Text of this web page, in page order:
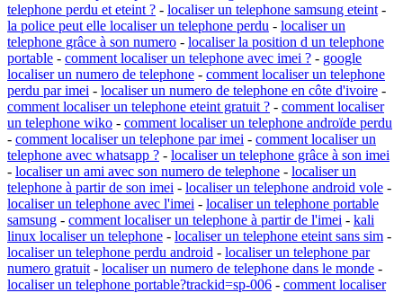
telephone perdu et eteint ? - localiser un telephone samsung eteint -
la police peut elle localiser un telephone perdu - localiser un
telephone grâce à son numero - localiser la position d un telephone
portable - comment localiser un telephone avec imei ? - google
localiser un numero de telephone - comment localiser un telephone
perdu par imei - localiser un numero de telephone en côte d'ivoire -
comment localiser un telephone eteint gratuit ? - comment localiser
un telephone wiko - comment localiser un telephone androïde perdu
- comment localiser un telephone par imei - comment localiser un
telephone avec whatsapp ? - localiser un telephone grâce à son imei
- localiser un ami avec son numero de telephone - localiser un
telephone à partir de son imei - localiser un telephone android vole -
localiser un telephone avec l'imei - localiser un telephone portable
samsung - comment localiser un telephone à partir de l'imei - kali
linux localiser un telephone - localiser un telephone eteint sans sim -
localiser un telephone perdu android - localiser un telephone par
numero gratuit - localiser un numero de telephone dans le monde -
localiser un telephone portable?trackid=sp-006 - comment localiser